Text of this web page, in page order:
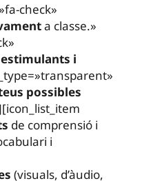
check»
a classe.»
i
possibles
de comprensió i
i
(visuals, d’àudio,